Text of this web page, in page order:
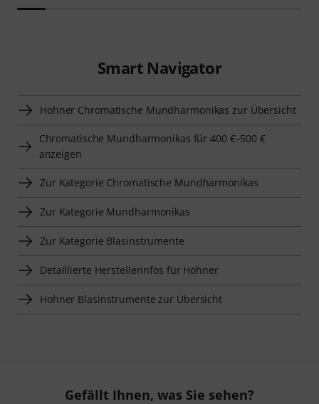
Smart Navigator
Hohner Chromatische Mundharmonikas zur Übersicht
Chromatische Mundharmonikas für 400 €–500 €
anzeigen
Zur Kategorie Chromatische Mundharmonikas
Zur Kategorie Mundharmonikas
Zur Kategorie Blasinstrumente
Detaillierte Herstellerinfos für Hohner
Hohner Blasinstrumente zur Übersicht
Gefällt Ihnen, was Sie sehen?